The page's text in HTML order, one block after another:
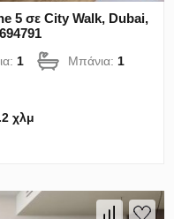
5 σε City Walk, Dubai,
1 Μπάνια: 1
χλμ